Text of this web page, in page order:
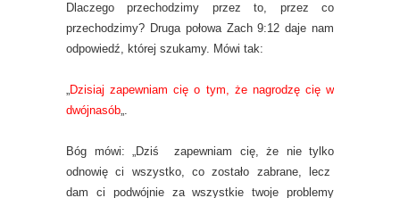
Dlaczego przechodzimy przez to, przez co
przechodzimy? Druga połowa Zach 9:12 daje nam
odpowiedź, której szukamy. Mówi tak:
„Dzisiaj zapewniam cię o tym, że nagrodzę cię w
dwójnasób„.
Bóg mówi: „Dziś zapewniam cię, że nie tylko
odnowię ci wszystko, co zostało zabrane, lecz
dam ci podwójnie za wszystkie twoje problemy